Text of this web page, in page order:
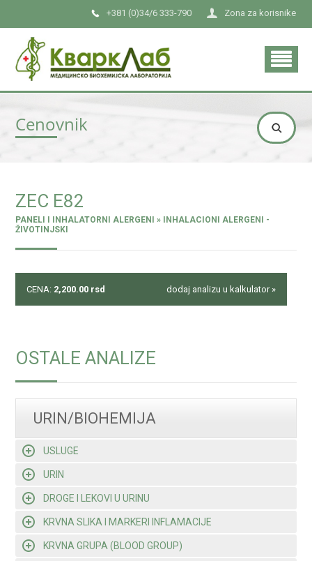
Zona za korisnike
+381 (0)34/6 333-790
Cenovnik
ZEC E82
PANELI I INHALATORNI ALERGENI » INHALACIONI ALERGENI -
ŽIVOTINJSKI
CENA: 2,200.00 rsd dodaj analizu u kalkulator »
OSTALE ANALIZE
URIN/BIOHEMIJA
USLUGE
URIN
DROGE I LEKOVI U URINU
KRVNA SLIKA I MARKERI INFLAMACIJE
KRVNA GRUPA (BLOOD GROUP)